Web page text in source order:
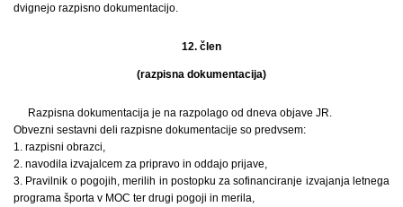
dvignejo razpisno dokumentacijo.
12. člen
(razpisna dokumentacija)
Razpisna dokumentacija je na razpolago od dneva objave JR.
Obvezni sestavni deli razpisne dokumentacije so predvsem:
1. razpisni obrazci,
2. navodila izvajalcem za pripravo in oddajo prijave,
3. Pravilnik o pogojih, merilih in postopku za sofinanciranje izvajanja letnega
programa športa v MOC ter drugi pogoji in merila,